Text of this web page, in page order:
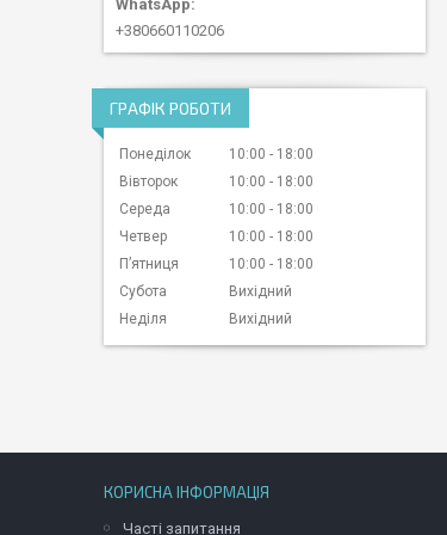
+380660110206
ГРАФІК РОБОТИ
Понеділок 10:00
18:00
Вівторок
10:00
18:00
Середа
10:00
18:00
Четвер
10:00
18:00
Пʼятниця
10:00
18:00
Субота
Вихідний
Неділя
Вихідний
КОРИСНА ІНФОРМАЦІЯ
Часті запитання